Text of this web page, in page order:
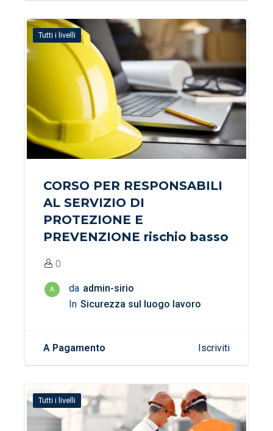
Tutti i livelli
CORSO PER RESPONSABILI
AL SERVIZIO DI
PROTEZIONE E
PREVENZIONE rischio basso
0
A da admin-sirio
In Sicurezza sul luogo lavoro
A Pagamento Iscriviti
Tutti i livelli